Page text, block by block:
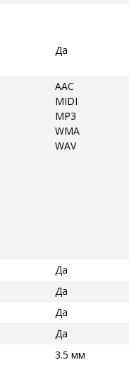
Да
AAC
MIDI
MP3
WMA
WAV
Да
Да
Да
Да
3.5 мм